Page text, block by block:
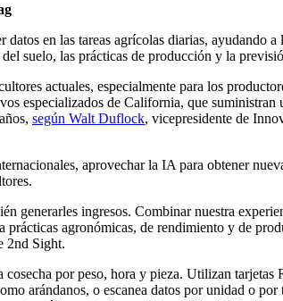
en las tareas agrícolas diarias, ayudando
suelo, las prácticas de producción y la
actuales, especialmente para los
especializados de California, que
según Walt Duflock, vicepresidente de
aprovechar la IA para obtener
generarles ingresos. Combinar nuestra
agronómicas, de rendimiento y de
2nd Sight.
por peso, hora y pieza. Utilizan tarjetas
arándanos, o escanea datos por unidad o